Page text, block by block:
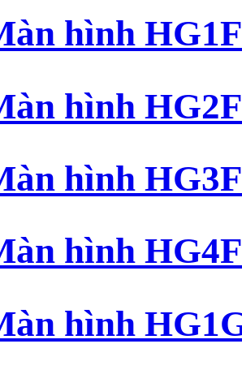
hình
hình
hình
hình
hình